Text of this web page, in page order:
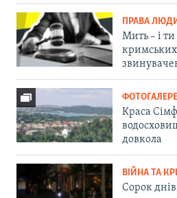
ПРАВА
Мить – і
кримських
Краса
довкола
ВІЙНА ТА
Сорок